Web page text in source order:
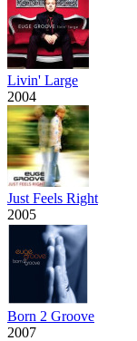
Livin' Large
2004
Just Feels Right
2005
Born 2 Groove
2007